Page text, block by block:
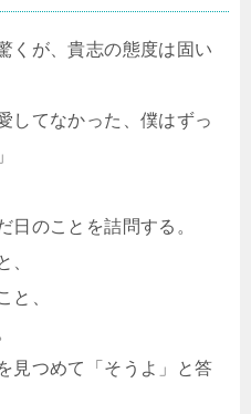
くが、貴志の態度は固い
してなかった、僕はずっ
日のことを詰問する。
、
と、
見つめて「そうよ」と答